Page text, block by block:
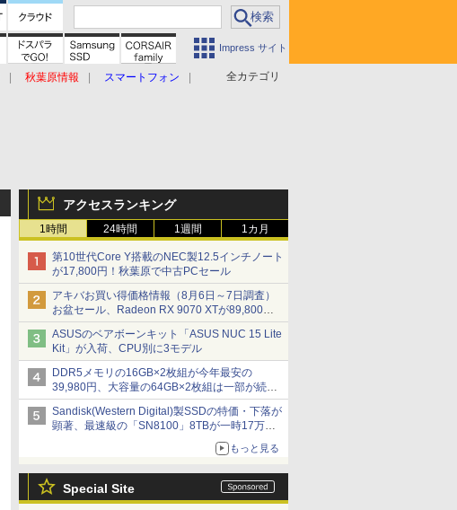
Impress サイト
全カテゴリ
秋葉原情報
スマートフォン
アクセスランキング
1時間 24時間 1週間 1カ月
第10世代Core Y搭載のNEC製12.5インチノート
が17,800円！秋葉原で中古PCセール
アキバお買い得価格情報（8月6日～7日調査）
お盆セール、Radeon RX 9070 XTが89,800
円、水平周波数24.8kHz対応の17型モニターが
9,801円、暑さ指数連動セール ほか
ASUSのベアボーンキット「ASUS NUC 15 Lite
Kit」が入荷、CPU別に3モデル
DDR5メモリの16GB×2枚組が今年最安の
39,980円、大容量の64GB×2枚組は一部が続騰
[8月前半のメモリ価格]
Sandisk(Western Digital)製SSDの特価・下落が
顕著、最速級の「SN8100」8TBが一時17万円
もっと見る
Special Site